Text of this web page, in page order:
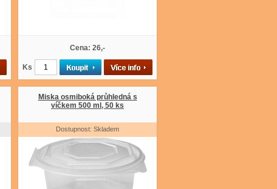
Cena: 26,-
Ks
Miska osmiboká průhledná s
víčkem 500 ml, 50 ks
Dostupnost: Skladem